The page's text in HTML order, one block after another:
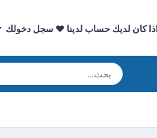
اذا كان لديك حساب لدينا ♥ سجل دخولك